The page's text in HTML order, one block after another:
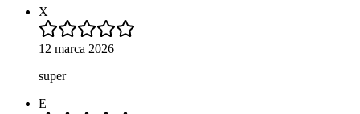
X
12 marca 2026
super
E